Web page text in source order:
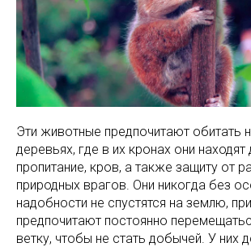
Эти животные предпочитают обитать
деревьях, где в их кронах они находят
пропитание, кров, а также защиту от
природных врагов. Они никогда без
надобности не спустятся на землю,
предпочитают постоянно
ветку, чтобы не стать добычей. У них